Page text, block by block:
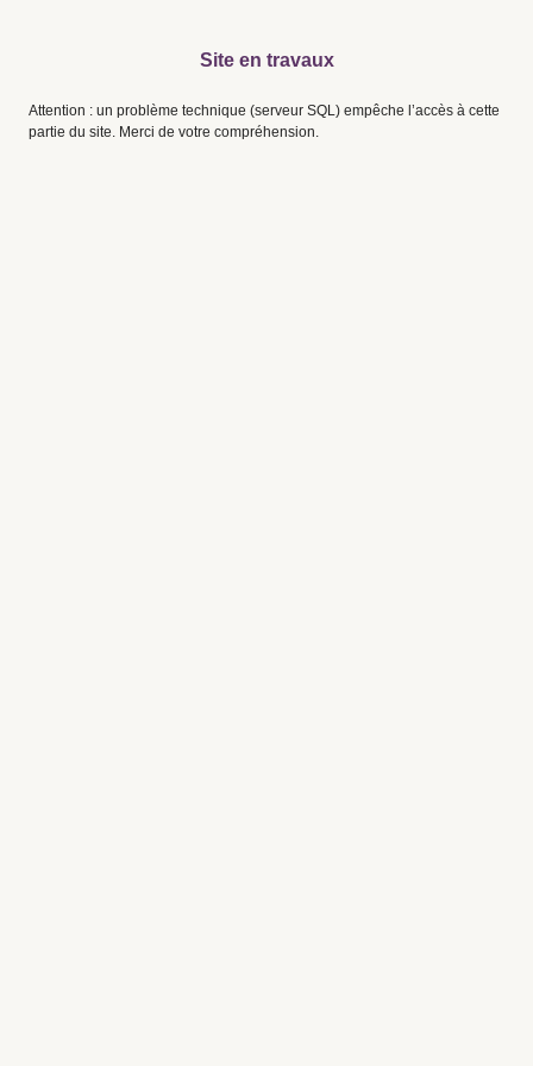
Site en travaux
Attention : un problème technique (serveur SQL) empêche l’accès à cette
partie du site. Merci de votre compréhension.